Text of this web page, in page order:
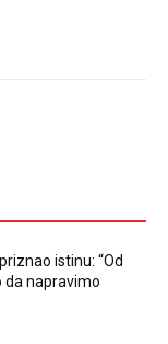
istinu: “Od
da napravimo